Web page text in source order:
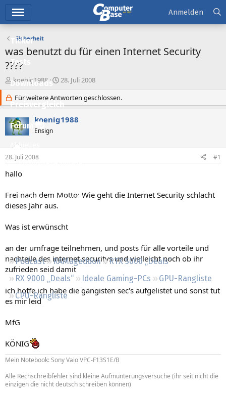
Ticker
Tests
Downloads
Preisvergleich
Forum
Aktuelles
Empfohlene Inhalte
Neueste Aktivitäten
Podcast RAMageddon
RTX 5000 „Deals“
RX 9000 „Deals“
Ideale Gaming-PCs
GPU-Rangliste
CPU-Rangliste
Anmelden
Sicherheit
was benutzt du für einen Internet Security
????
E
r
s
t
e
l
l
koenig1988
E
s
t
e
m
28. Juli 2008
Für weitere Antworten geschlossen.
koenig1988
Ensign
28. Juli 2008 #1
hallo
Frei nach dem Motto: Wie geht die Internet Security schlacht
dieses Jahr aus.
Was ist erwünscht
an der umfrage teilnehmen, und posts für alle vorteile und
nachteile des internet securitys und vielleicht noch ob ihr
zufrieden seid damit
ich hoffe ich habe die gängisten sec's aufgelistet und sonst tut
es mir leid
MfG
KÖNIG
Mein Notebook: Sony Vaio VPC-F13S1E/B
Alle Rechschreibfehler sind kleine Aufmunterungsversuche (ihr seit nicht die
einzigen die nicht deutsch schreiben können)